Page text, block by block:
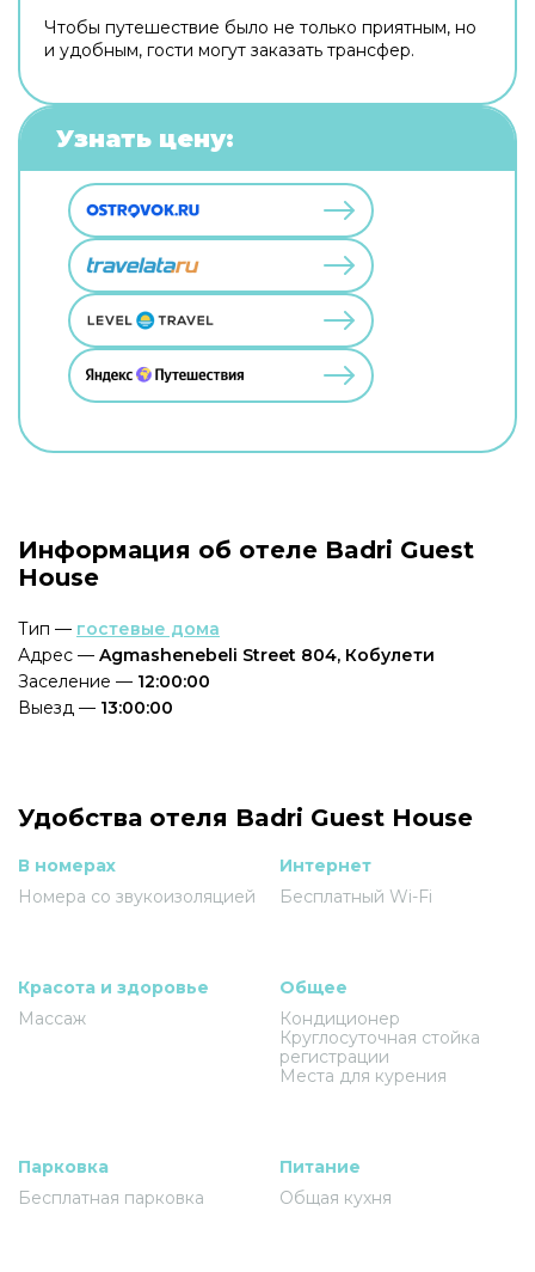
Чтобы путешествие было не только приятным, но
и удобным, гости могут заказать трансфер.
Узнать цену:
Информация об отеле Badri Guest
House
Тип — гостевые дома
Адрес — Agmashenebeli Street 804, Кобулети
Заселение — 12:00:00
Выезд — 13:00:00
Удобства отеля Badri Guest House
В номерах
Номера со звукоизоляцией
Интернет
Бесплатный Wi-Fi
Красота и здоровье
Массаж
Общее
Кондиционер
Круглосуточная стойка
регистрации
Места для курения
Парковка
Бесплатная парковка
Питание
Общая кухня